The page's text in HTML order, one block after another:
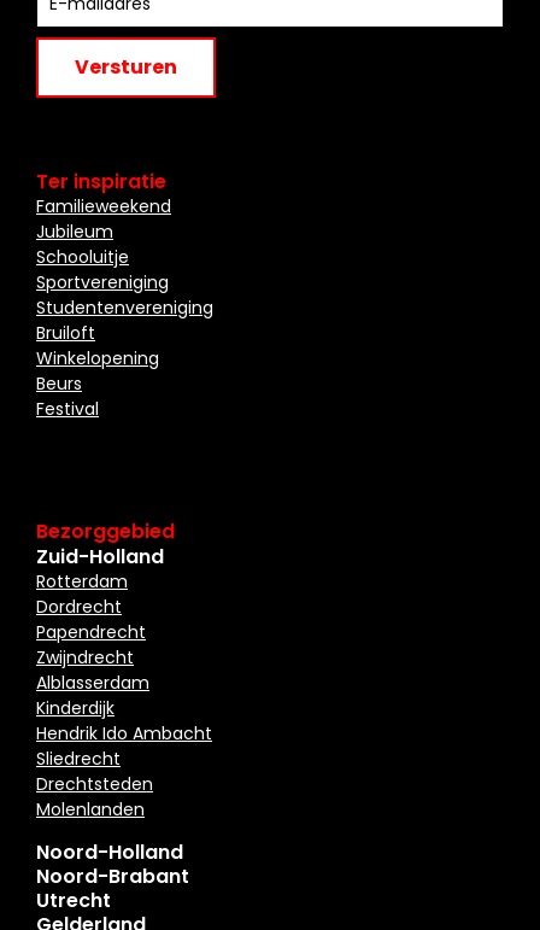
Versturen
Ter inspiratie
Familieweekend
Jubileum
Schooluitje
Sportvereniging
Studentenvereniging
Bruiloft
Winkelopening
Beurs
Festival
Bezorggebied
Zuid-Holland
Rotterdam
Dordrecht
Papendrecht
Zwijndrecht
Alblasserdam
Kinderdijk
Hendrik Ido Ambacht
Sliedrecht
Drechtsteden
Molenlanden
Noord-Holland
Noord-Brabant
Utrecht
Gelderland